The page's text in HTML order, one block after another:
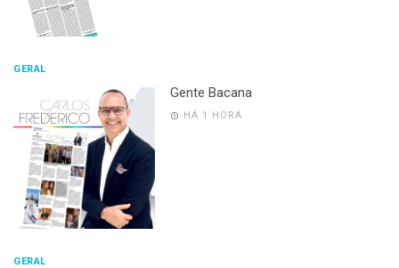
GERAL
Gente Bacana
HÁ 1 HORA
GERAL